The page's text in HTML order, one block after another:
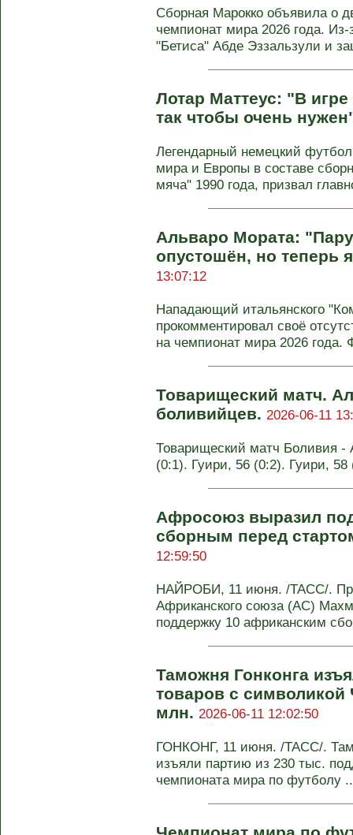
Сборная Марокко объявила о
чемпионат мира 2026 года. Из-
"Бетиса" Абде Эззальзули и
Лотар Маттеус: "В
так чтобы очень
Легендарный немецкий
мира и Европы в составе
мяча" 1990 года, призвал
Альваро Мората:
опустошён, но теперь
13:07:12
Нападающий итальянского
прокомментировал своё
на чемпионат мира 2026 года.
Товарищеский матч.
боливийцев. 2026-06-11
Товарищеский матч Боливия
(0:1). Гуири, 56 (0:2). Гуири,
Афросоюз выразил
сборным перед
12:59:50
НАЙРОБИ, 11 июня. /ТАСС/.
Африканского союза (АС)
поддержку 10 африканским
Таможня Гонконга
товаров с
млн. 2026-06-11 12:02:50
ГОНКОНГ, 11 июня. /ТАСС/.
изъяли партию из 230 тыс.
чемпионата мира по футболу